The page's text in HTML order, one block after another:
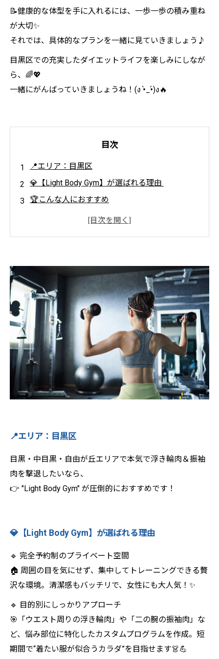
📝健康的な体型を手に入れるには、一歩一歩の積み重ね
が大切✨
それでは、具体的なプランを一緒に見ていきましょう♪
目黒区での充実したダイエットライフを楽しみにしなが
ら、🌈💖
一緒にがんばっていきましょうね！(ง •̀_•́)ง🔥
目次
📍エリア：目黒区
💎【Light Body Gym】が選ばれる理由
🏆こんな人におすすめ
🏋️‍♀️ダイエットプラン（浮き輪肉・振袖肉撃退
💬年齢別のリアルな声（実体験）
💡ポイントまとめ
Light Body Gymで理想のボディへ！
📍エリア：目黒区
目黒・中目黒・自由が丘エリアで本気で浮き輪肉＆振袖
肉を撃退したいなら、
👉 "Light Body Gym" が圧倒的におすすめです！
💎【Light Body Gym】が選ばれる理由
🔹 完全予約制のプライベート空間
🏠 周囲の目を気にせず、集中してトレーニングできる贅
沢な環境。清潔感もバッチリで、女性にも大人気！✨
🔹 目的別にしっかりアプローチ
🎯「ウエスト周りの浮き輪肉」や「二の腕の振袖肉」な
ど、悩み部位に特化したカスタムプログラムを作成。短
期間で“着たい服が似合うカラダ”を目指せます👗💪